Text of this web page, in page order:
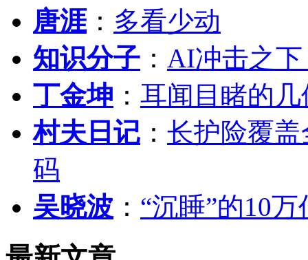
唐涯： 多看少动
知识分子 ： AI冲击之
丁金坤 ： 耳闻目睹的
村夫日记 ： 长护险覆
码
吴晓波 ： “沉睡”的10